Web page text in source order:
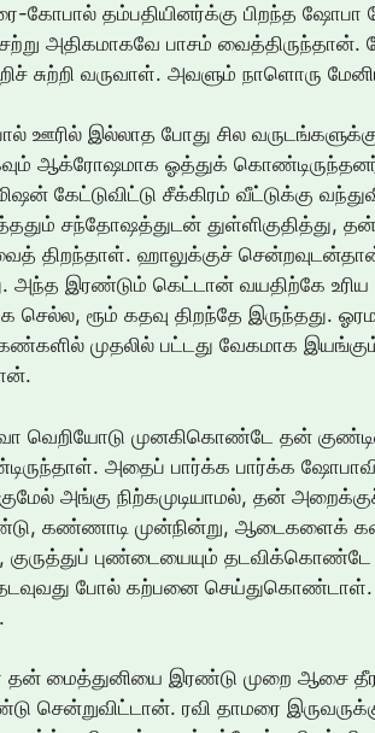
கோபால் தம்பதியினர்க்கு பிறந்த ஷோபா
அதிகமாகவே பாசம் வைத்திருந்தான்.
சுற்றி வருவாள். அவளும் நாளொரு
ஊரில் இல்லாத போது சில வருடங்களுக்கு
ஆக்ரோஷமாக ஓத்துக்
கேட்டுவிட்டு சீக்கிரம் வீட்டுக்கு
சந்தோஷத்துடன் துள்ளிகுதித்து,
திறந்தாள். ஹாலுக்குச்
அந்த இரண்டும் கெட்டான் வயதிற்கே
செல்ல, ரூம் கதவு திறந்தே இருந்தது.
முதலில் பட்டது வேகமாக இயங்கும்
வெறியோடு முனகிகொண்டே தன்
அதைப் பார்க்க பார்க்க
அங்கு நிற்கமுடியாமல், தன்
கண்ணாடி முன்நின்று, ஆடைகளைக்
குருத்துப் புண்டையையும்
போல் கற்பனை செய்துகொண்டாள்.
மைத்துனியை இரண்டு முறை ஆசை தீர
சென்றுவிட்டான். ரவி தாமரை